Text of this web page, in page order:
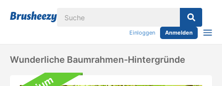
Einloggen Anmelden
Wunderliche Baumrahmen-Hintergründe